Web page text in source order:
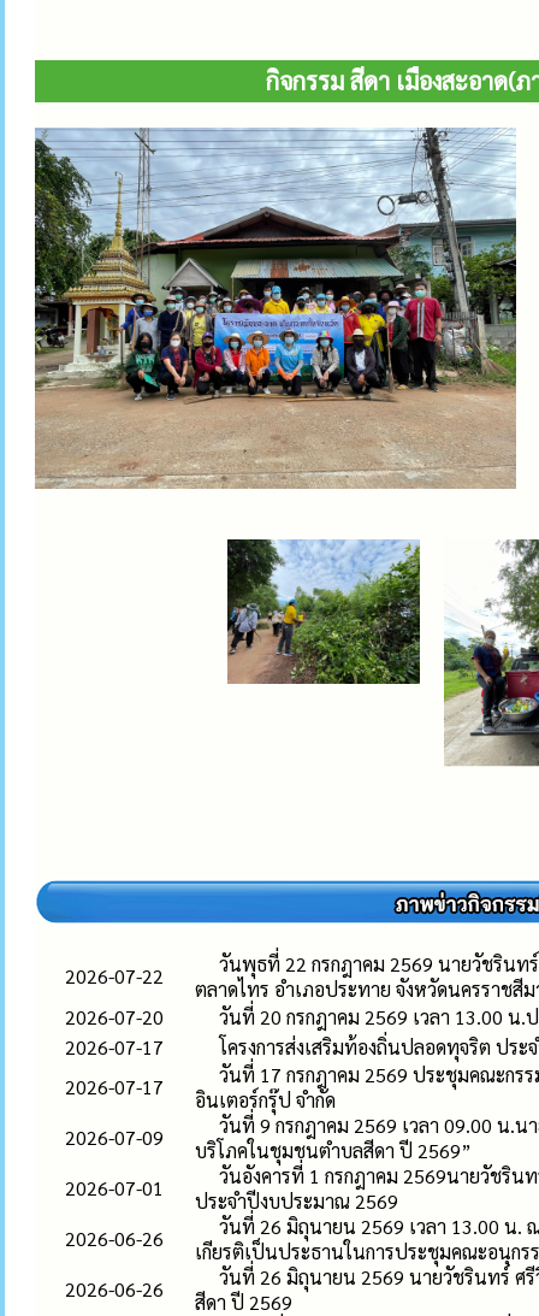
กิจกรรม สีดา เมืองสะอาด(
2026-07-22
วันพุธที่ 22 กรกฎาคม 2569 นายวัชรินท
ตลาดไทร อำเภอประทาย จังหวัดนครราชสีม
2026-07-20
วันที่ 20 กรกฎาคม 2569 เวลา 13.00
2026-07-17
โครงการส่งเสริมท้องถิ่นปลอดทุจริต ปร
2026-07-17
วันที่ 17 กรกฎาคม 2569 ประชุมคณะกร
อินเตอร์กรุ๊ป จำกัด
2026-07-09
วันที่ 9 กรกฎาคม 2569 เวลา 09.00 น.น
บริโภคในชุมชนตำบลสีดา ปี 2569”
2026-07-01
วันอังคารที่ 1 กรกฎาคม 2569นายวัชริน
ประจำปีงบประมาณ 2569
2026-06-26
วันที่ 26 มิถุนายน 2569 เวลา 13.00 น.
เกียรติเป็นประธานในการประชุมคณะอนุกร
2026-06-26
วันที่ 26 มิถุนายน 2569 นายวัชรินทร์ ศรี
สีดา ปี 2569